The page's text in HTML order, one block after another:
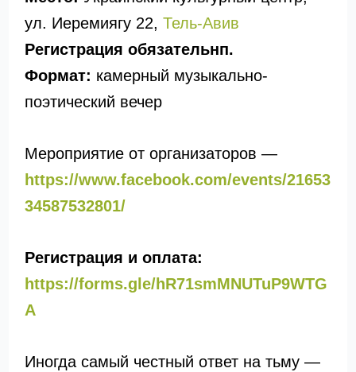
ул. Иеремиягу 22, Тель-Авив
Регистрация обязательнп.
Формат: камерный музыкально-
поэтический вечер
Мероприятие от организаторов —
https://www.facebook.com/events/21653
34587532801/
Регистрация и оплата:
https://forms.gle/hR71smMNUTuP9WTG
A
Иногда самый честный ответ на тьму —